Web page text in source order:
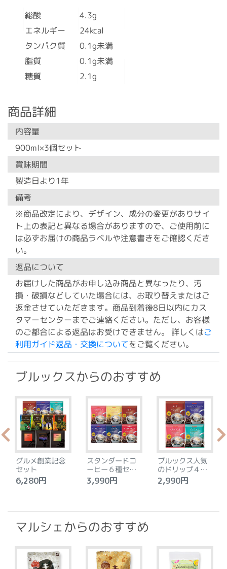
総酸 4.3g
エネルギー 24kcal
タンパク質 0.1g未満
脂質 0.1g未満
糖質 2.1g
商品詳細
内容量
900ml×3個セット
賞味期間
製造日より1年
備考
※商品改定により、デザイン、成分の変更がありサイ
ト上の表記と異なる場合がありますので、ご使用前に
は必ずお届けの商品ラベルや注意書きをご確認くださ
い。
返品について
お届けした商品がお申し込み商品と異なったり、汚
損・破損などしていた場合には、お取り替えまたはご
返金させていただきます。商品到着後8日以内にカス
タマーセンターまでご連絡ください。ただし、お客様
のご都合による返品はお受けできません。 詳しくはご
利用ガイド返品・交換についてをご覧ください。
ブルックスからのおすすめ
グルメ創業記念
セット
6,280円
スタンダードコ
ーヒー６種セッ
ト
3,990円
ブルックス人気
のドリップ４種
セット
2,990円
マルシェからのおすすめ